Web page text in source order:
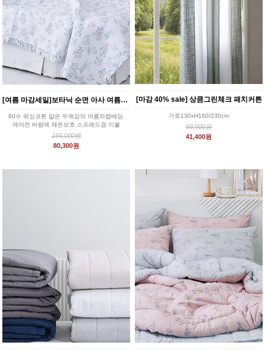
[여름 마감세일]보타닉 순면 아사 여름차렵 이불베개세트 (그레이컬러) 퀸(Q)
60수 워싱코튼 얇은 두께감의 여름차렵베딩.
에어컨 바람에 체온보호.스프레드겸 이불
156,000원
80,300원
[마감 40% sale] 상큼그린체크 패치커튼
가로130xH160/230cm
69,000원
41,400원